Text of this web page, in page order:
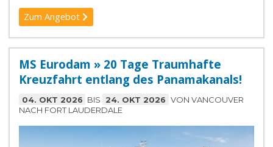
Zum Angebot
MS Eurodam » 20 Tage Traumhafte
Kreuzfahrt entlang des Panamakanals!
04. OKT 2026 BIS 24. OKT 2026 VON VANCOUVER
NACH FORT LAUDERDALE